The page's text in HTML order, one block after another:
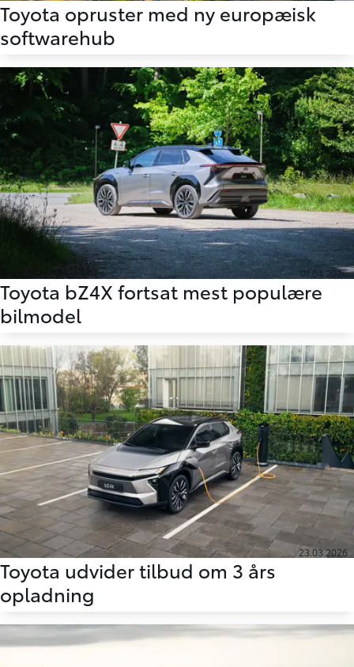
Toyota opruster med ny europæisk
softwarehub
01.04.2026
Toyota bZ4X fortsat mest populære
bilmodel
23.03.2026
Toyota udvider tilbud om 3 års
opladning